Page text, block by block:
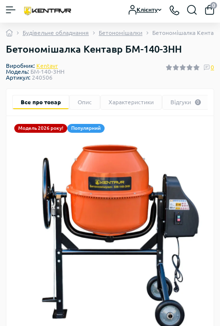
Клієнту
0
Будівельне обладнання Бетономішалки Бетономішалка
Бетономішалка Кентавр БМ-140-3НН
Виробник: Kentavr
Модель: БМ-140-3НН
Артикул: 240506
0
Все про товар Опис Характеристики Відгуки 0
Модель 2026 року! Популярний